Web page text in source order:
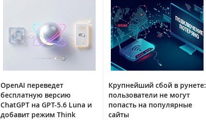
OpenAI переведет
бесплатную версию
ChatGPT на GPT-5.6 Luna и
добавит режим Think
Крупнейший сбой в рунете:
пользователи не могут
попасть на популярные
сайты